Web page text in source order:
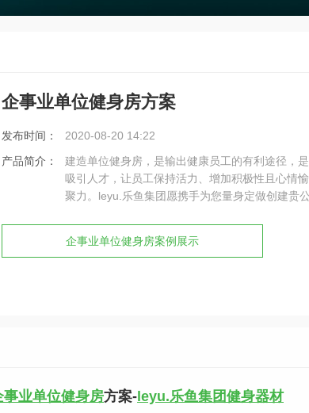
企事业单位健身房方案
发布时间：
2020-08-20 14:22
产品简介：
建造单位健身房，是输出健康员工的有利途径，
吸引人才，让员工保持活力、增加积极性且心情
聚力。leyu.乐鱼集团愿携手为您量身定做创建贵
企事业单位健身房案例展示
事业单位健身房方案-leyu.乐鱼集团健身器材